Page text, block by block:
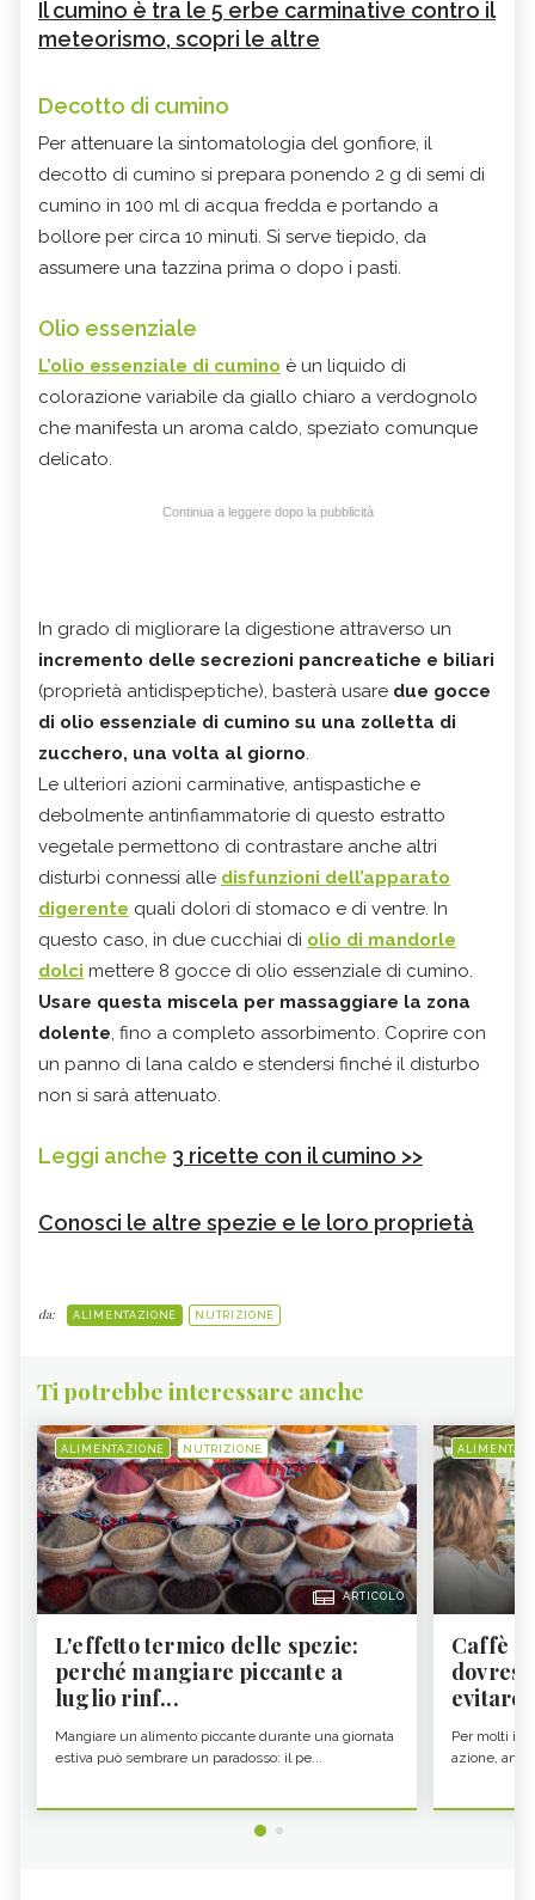
Il cumino è tra le 5 erbe carminative contro il
meteorismo, scopri le altre
Decotto di cumino
Per attenuare la sintomatologia del gonfiore, il
decotto di cumino si prepara ponendo 2 g di semi di
cumino in 100 ml di acqua fredda e portando a
bollore per circa 10 minuti. Si serve tiepido, da
assumere una tazzina prima o dopo i pasti.
Olio essenziale
L’olio essenziale di cumino è un liquido di
colorazione variabile da giallo chiaro a verdognolo
che manifesta un aroma caldo, speziato comunque
delicato.
Continua a leggere dopo la pubblicità
In grado di migliorare la digestione attraverso un
incremento delle secrezioni pancreatiche e biliari
(proprietà antidispeptiche), basterà usare due gocce
di olio essenziale di cumino su una zolletta di
zucchero, una volta al giorno.
Le ulteriori azioni carminative, antispastiche e
debolmente antinfiammatorie di questo estratto
vegetale permettono di contrastare anche altri
disturbi connessi alle disfunzioni dell’apparato
digerente quali dolori di stomaco e di ventre. In
questo caso, in due cucchiai di olio di mandorle
dolci mettere 8 gocce di olio essenziale di cumino.
Usare questa miscela per massaggiare la zona
dolente, fino a completo assorbimento. Coprire con
un panno di lana caldo e stendersi finché il disturbo
non si sarà attenuato.
Leggi anche 3 ricette con il cumino >>
Conosci le altre spezie e le loro proprietà
da: ALIMENTAZIONE NUTRIZIONE
Ti potrebbe interessare anche
ALIMENTAZIONE NUTRIZIONE
ARTICOLO
L'effetto termico delle spezie:
perché mangiare piccante a
luglio rinf...
Mangiare un alimento piccante durante una giornata
estiva può sembrare un paradosso: il pe...
Caffè
evitare
Per molti il
azione,